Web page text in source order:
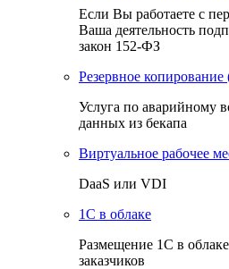
Если Вы работаете с
Ваша деятельность
закон 152-ФЗ
Резервное копирование
Услуга по аварийному
данных из бекапа
Виртуальное рабочее
DaaS или VDI
1C в облаке
Размещение 1С в
заказчиков